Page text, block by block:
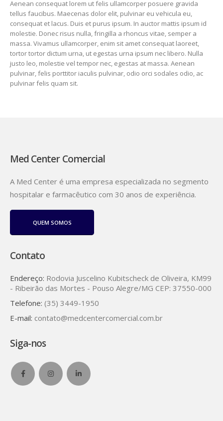
Aenean consequat lorem ut felis ullamcorper posuere gravida
tellus faucibus. Maecenas dolor elit, pulvinar eu vehicula eu,
consequat et lacus. Duis et purus ipsum. In auctor mattis ipsum id
molestie. Donec risus nulla, fringilla a rhoncus vitae, semper a
massa. Vivamus ullamcorper, enim sit amet consequat laoreet,
tortor tortor dictum urna, ut egestas urna ipsum nec libero. Nulla
justo leo, molestie vel tempor nec, egestas at massa. Aenean
pulvinar, felis porttitor iaculis pulvinar, odio orci sodales odio, ac
pulvinar felis quam sit.
Med Center Comercial
A Med Center é uma empresa especializada no segmento
hospitalar e farmacêutico com 30 anos de experiência.
QUEM SOMOS
Contato
Endereço: Rodovia Juscelino Kubitscheck de Oliveira, KM99
- Ribeirão das Mortes - Pouso Alegre/MG CEP: 37550-000
Telefone: (35) 3449-1950
E-mail: contato@medcentercomercial.com.br
Siga-nos